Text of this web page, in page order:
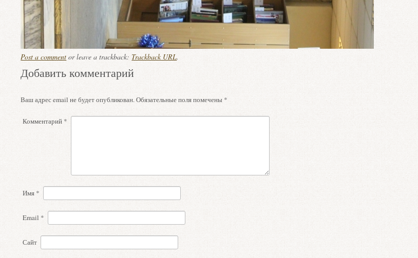
Post a comment or leave a trackback: Trackback URL.
Добавить комментарий
Ваш адрес email не будет опубликован.Обязательные поля помечены *
Комментарий *
Имя *
Email *
Сайт